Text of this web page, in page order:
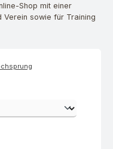
Shop mit einer
Verein sowie für Training